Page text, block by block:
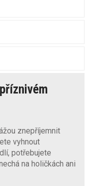
znepříjemnit
vyhnout
potřebujete
na holičkách ani